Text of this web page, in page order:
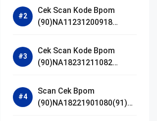
Skin Everytime Body
Lotion
Cek Scan Kode Bpom
(90)NA11231200918
Gel Cleanser GLAD2GLOW
Cek Scan Kode Bpom
(90)NA18231211082
Facial Wash
Scan Cek Bpom
(90)NA18221901080(91)25